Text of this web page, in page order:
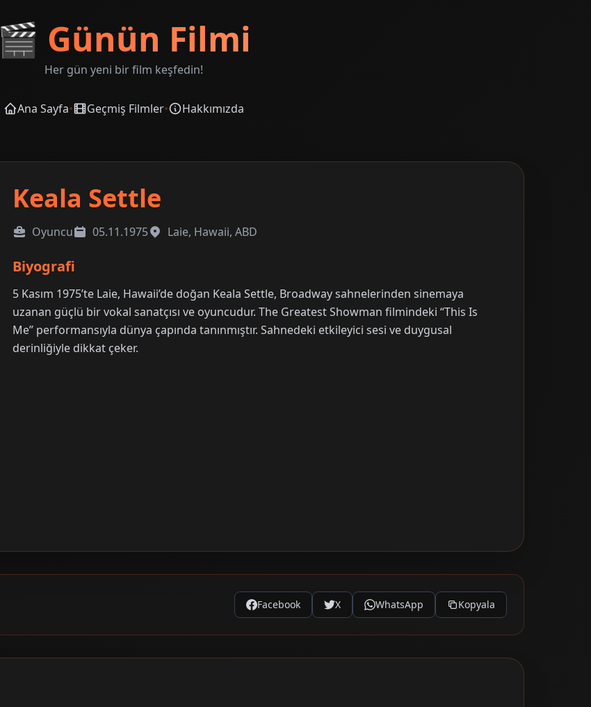
🎬 Günün Filmi
Her gün yeni bir film keşfedin!
Ana Sayfa• Geçmiş Filmler• Hakkımızda
Keala Settle
Oyuncu 05.11.1975 Laie, Hawaii, ABD
Biyografi
5 Kasım 1975’te Laie, Hawaii’de doğan Keala Settle, Broadway sahnelerinden sinemaya
uzanan güçlü bir vokal sanatçısı ve oyuncudur. The Greatest Showman filmindeki “This Is
Me” performansıyla dünya çapında tanınmıştır. Sahnedeki etkileyici sesi ve duygusal
derinliğiyle dikkat çeker.
Facebook X WhatsApp Kopyala